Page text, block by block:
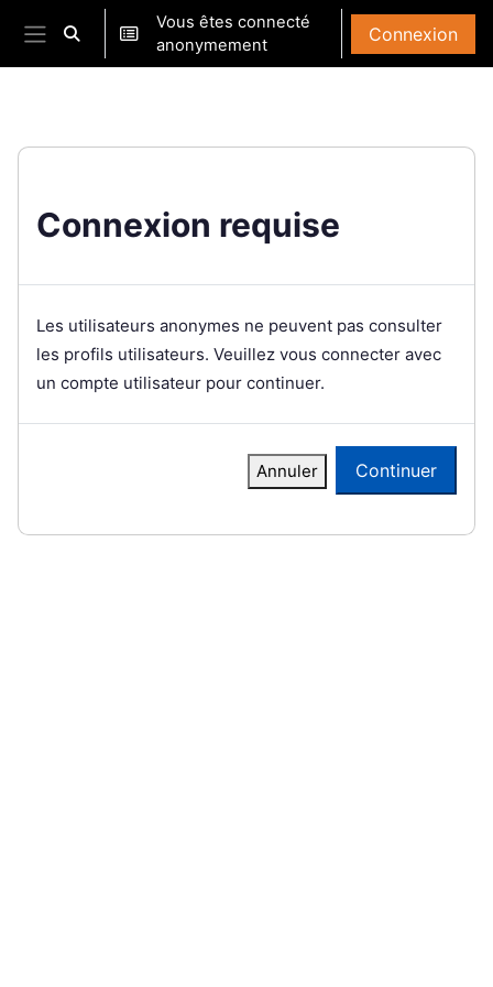
Passer au contenu principal
Panneau latéral
Activer/désactiver la saisie de recherche
Vous êtes connecté
anonymement
Connexion
Connexion requise
Les utilisateurs anonymes ne peuvent pas consulter
les profils utilisateurs. Veuillez vous connecter avec
un compte utilisateur pour continuer.
Annuler Continuer